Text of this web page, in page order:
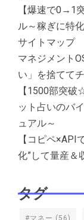
【爆速で0→1
ル～稼ぎに特
サイトマップ
マネジメント
い」を捨てて
【1500部突
ット占いのバ
ュアル～
【コピペ×API
化”して量産＆
タグ
#マネー (56)